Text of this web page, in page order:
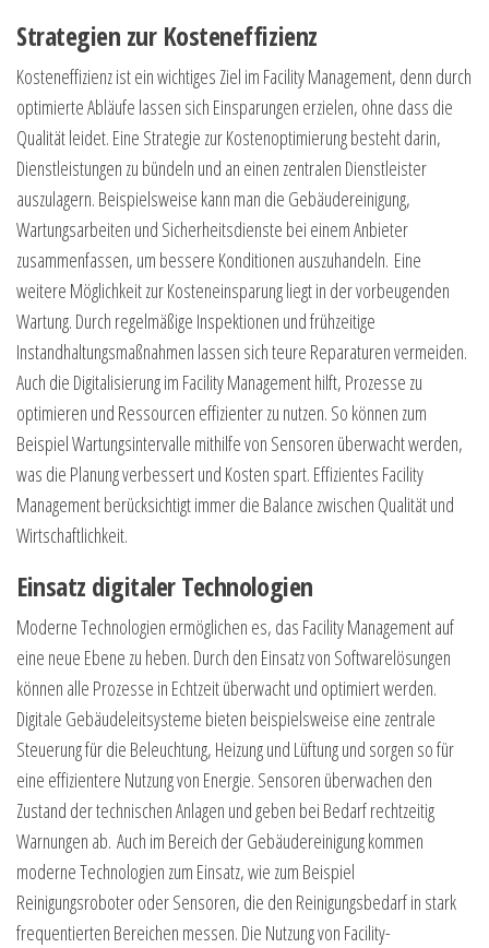
Strategien zur Kosteneffizienz
Kosteneffizienz ist ein wichtiges Ziel im Facility Management, denn durch
optimierte Abläufe lassen sich Einsparungen erzielen, ohne dass die
Qualität leidet. Eine Strategie zur Kostenoptimierung besteht darin,
Dienstleistungen zu bündeln und an einen zentralen Dienstleister
auszulagern. Beispielsweise kann man die Gebäudereinigung,
Wartungsarbeiten und Sicherheitsdienste bei einem Anbieter
zusammenfassen, um bessere Konditionen auszuhandeln. Eine
weitere Möglichkeit zur Kosteneinsparung liegt in der vorbeugenden
Wartung. Durch regelmäßige Inspektionen und frühzeitige
Instandhaltungsmaßnahmen lassen sich teure Reparaturen vermeiden.
Auch die Digitalisierung im Facility Management hilft, Prozesse zu
optimieren und Ressourcen effizienter zu nutzen. So können zum
Beispiel Wartungsintervalle mithilfe von Sensoren überwacht werden,
was die Planung verbessert und Kosten spart. Effizientes Facility
Management berücksichtigt immer die Balance zwischen Qualität und
Wirtschaftlichkeit.
Einsatz digitaler Technologien
Moderne Technologien ermöglichen es, das Facility Management auf
eine neue Ebene zu heben. Durch den Einsatz von Softwarelösungen
können alle Prozesse in Echtzeit überwacht und optimiert werden.
Digitale Gebäudeleitsysteme bieten beispielsweise eine zentrale
Steuerung für die Beleuchtung, Heizung und Lüftung und sorgen so für
eine effizientere Nutzung von Energie. Sensoren überwachen den
Zustand der technischen Anlagen und geben bei Bedarf rechtzeitig
Warnungen ab. Auch im Bereich der Gebäudereinigung kommen
moderne Technologien zum Einsatz, wie zum Beispiel
Reinigungsroboter oder Sensoren, die den Reinigungsbedarf in stark
frequentierten Bereichen messen. Die Nutzung von Facility-